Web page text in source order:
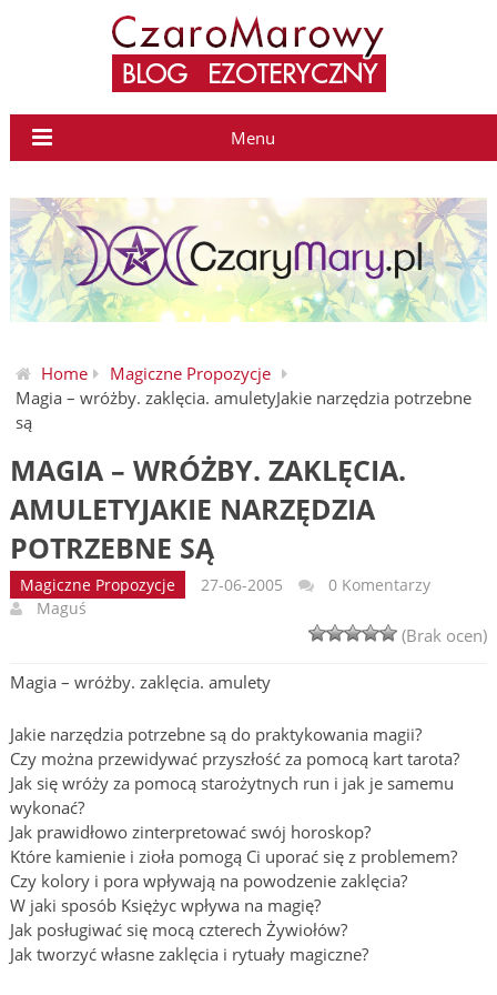
Menu
Home
Magiczne Propozycje
Magia – wróżby. zaklęcia. amuletyJakie narzędzia potrzebne
są
MAGIA – WRÓŻBY. ZAKLĘCIA.
AMULETYJAKIE NARZĘDZIA
POTRZEBNE SĄ
Magiczne Propozycje 27-06-2005
0 Komentarzy
Maguś
(Brak ocen)
Magia – wróżby. zaklęcia. amulety
Jakie narzędzia potrzebne są do praktykowania magii?
Czy można przewidywać przyszłość za pomocą kart tarota?
Jak się wróży za pomocą starożytnych run i jak je samemu
wykonać?
Jak prawidłowo zinterpretować swój horoskop?
Które kamienie i zioła pomogą Ci uporać się z problemem?
Czy kolory i pora wpływają na powodzenie zaklęcia?
W jaki sposób Księżyc wpływa na magię?
Jak posługiwać się mocą czterech Żywiołów?
Jak tworzyć własne zaklęcia i rytuały magiczne?